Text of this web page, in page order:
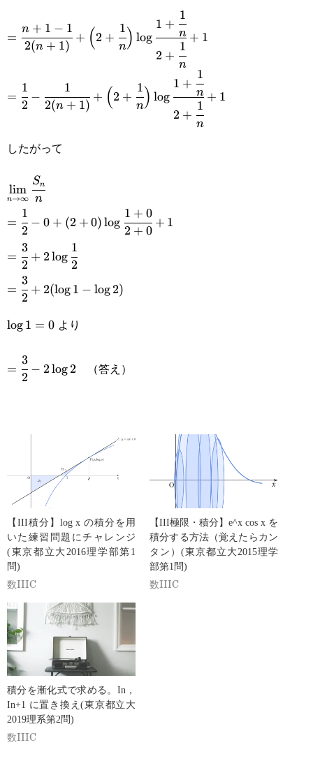
=\cfrac{n+1-1}
{2(n+1)}+\Big(2+\cfrac{1}
{n}\Big)\log\cfrac{1+\cfrac{1}
{n}}{2+\cfrac{1}{n}}+1
=
2(n + 1)
n + 1 − 1
+ (2 +
n
1) log
2 +
n
1
1 +
n
1
+ 1
=\cfrac{1}{2}-\cfrac{1}
{2(n+1)}+\Big(2+\cfrac{1}
{n}}{2+\cfrac{1}{n}}+1
=
2
1
−
2(n + 1)
1
+ (2 +
n
1) log
2 +
n
1
1 +
n
1
+ 1
したがって
\displaystyle\lim_{n\rightarrow\infty}\cfrac{S_n}
{n}
n→∞
lim
n
Sn
=\cfrac{1}{2}-0+
(2+0)\log\cfrac{1+0}
{2+0}+1
=
2
1
− 0 + (2 + 0) log
2 + 0
1 + 0
+ 1
=\cfrac{3}
{2}+2\log\cfrac{1}
{2}
=
2
3
+ 2log
2
1
=\cfrac{3}
{2}+2(\log1-
\log2)
=
2
3
+ 2(log 1 − log 2)
\log1=0
log1 = 0より
=\cfrac{3}
{2}-2\log2
=
2
3
− 2log 2 （答え）
【III積分】log x の積分を用
いた練習問題にチャレンジ
(東京都立大2016理学部第1
問)
数IIIC
【III極限・積分】e^x cos x を
積分する方法（覚えたらカン
タン）(東京都立大2015理学
部第1問)
数IIIC
積分を漸化式で求める。In，
In+1 に置き換え(東京都立大
2019理系第2問)
数IIIC